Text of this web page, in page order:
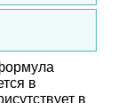
в
в